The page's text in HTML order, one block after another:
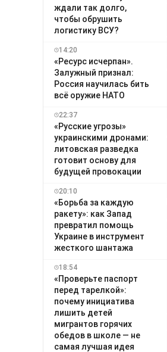
ждали так долго,
чтобы обрушить
логистику ВСУ?
14:20
«Ресурс исчерпан».
Залужный признал:
Россия научилась бить
всё оружие НАТО
22:37
«Русские угрозы»
украинскими дронами:
литовская разведка
готовит основу для
будущей провокации
20:10
«Борьба за каждую
ракету»: как Запад
превратил помощь
Украине в инструмент
жесткого шантажа
18:54
«Проверьте паспорт
перед тарелкой»:
почему инициатива
лишить детей
мигрантов горячих
обедов в школе — не
самая лучшая идея